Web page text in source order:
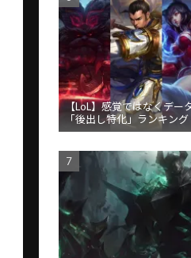
【LoL】感覚ではなくデー
「後出し特化」ランキン
話題